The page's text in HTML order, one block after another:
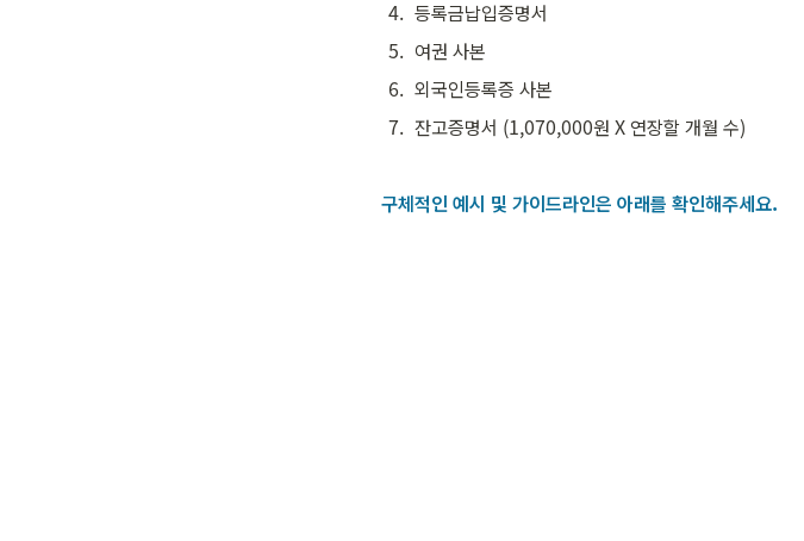
4. 등록금납입증명서
5. 여권 사본
6. 외국인등록증 사본
7. 잔고증명서 (1,070,000원 X 연장할 개월 수)
구체적인 예시 및 가이드라인은 아래를 확인해주세요.